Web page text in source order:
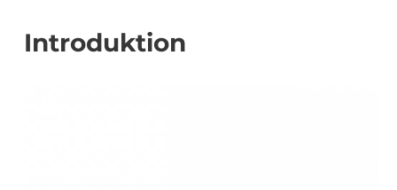
Introduktion